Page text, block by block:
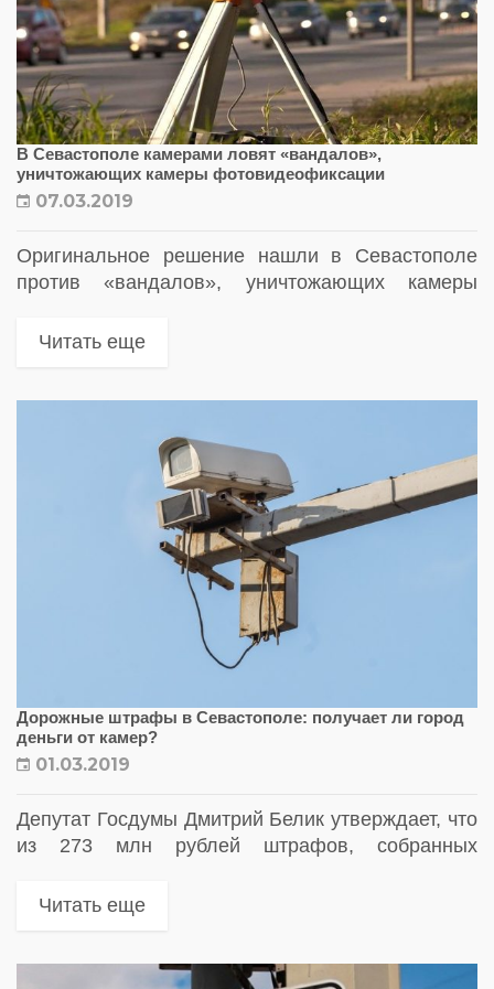
В Севастополе камерами ловят «вандалов»,
уничтожающих камеры фотовидеофиксации
07.03.2019
Оригинальное решение нашли в Севастополе
против «вандалов», уничтожающих камеры
помощью камер
Читать еще
Дорожные штрафы в Севастополе: получает ли город
деньги от камер?
01.03.2019
Депутат Госдумы Дмитрий Белик утверждает, что
из 273 млн рублей штрафов, собранных
за прошлый год, бюджет города не получил ни
Читать еще